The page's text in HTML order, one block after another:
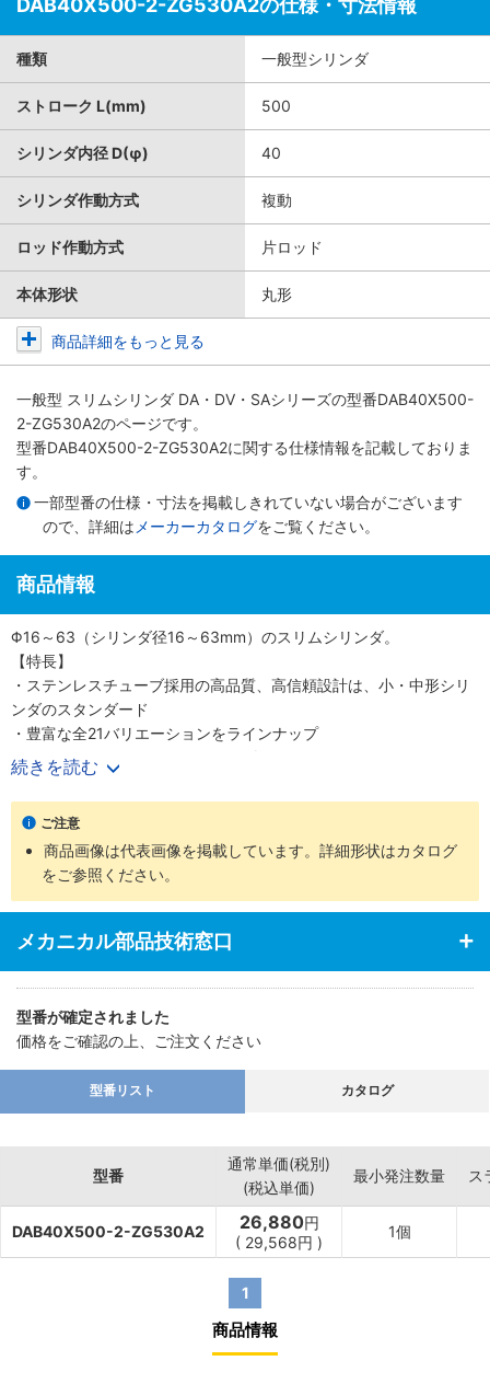
DAB40X500-2-ZG530A2の仕様・寸法情報
種類 一般型シリンダ
ストローク L(mm) 500
シリンダ内径 D(φ) 40
シリンダ作動方式 複動
ロッド作動方式 片ロッド
本体形状 丸形
商品詳細をもっと見る
一般型 スリムシリンダ DA・DV・SAシリーズの型番DAB40X500-
2-ZG530A2のページです。
型番DAB40X500-2-ZG530A2に関する仕様情報を記載しておりま
す。
一部型番の仕様・寸法を掲載しきれていない場合がございます
ので、詳細は メーカーカタログをご覧ください。
商品情報
Φ16～63（シリンダ径16～63mm）のスリムシリンダ。
【特長】
・ステンレスチューブ採用の高品質、高信頼設計は、小・中形シリ
ンダのスタンダード
・豊富な全21バリエーションをラインナップ
・700mm/s（Φ50、 63（シリンダ径50、63mm）は500mm/s）
の高速作動に対応
・耐久性のあるピストンパッキンを採用
・センサスイッチの後付けが可能
・高い取付け精度と簡単な取付作業
【用途】
・あらゆる業界の空気圧機器や生産ラインに対応
続きを読む
ご注意
商品画像は代表画像を掲載しています。詳細形状はカタログ
をご参照ください。
メカニカル部品技術窓口
型番が確定されました
価格をご確認の上、ご注文ください
型番リスト カタログ
型番
通常単価(税別)
(税込単価)
最小発注数量 ス
DAB40X500-2-ZG530A2 26,880円
( 29,568円 )
1個
1
商品情報